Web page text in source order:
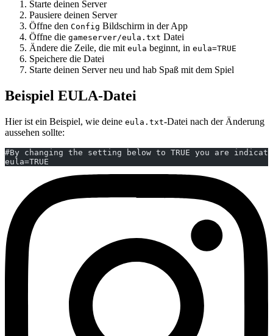
Starte deinen Server
Pausiere deinen Server
Öffne den Config Bildschirm in der App
Öffne die gameserver/eula.txt Datei
Ändere die Zeile, die mit eula beginnt, in eula=TRUE
Speichere die Datei
Starte deinen Server neu und hab Spaß mit dem Spiel
Beispiel EULA-Datei
Hier ist ein Beispiel, wie deine eula.txt-Datei nach der Änderung
aussehen sollte:
#By changing the setting below to TRUE you are
eula=TRUE